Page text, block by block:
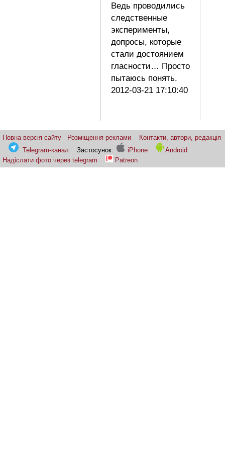
Ведь проводились
следственные
эксперименты,
допросы, которые
стали достоянием
гласности… Просто
пытаюсь понять.
2012-03-21 17:10:40
Повна версія сайту Розміщення реклами
Контакти, автори, редакція
Telegram-канал
Застосунок: iPhone
Android
Надіслати фото через telegram
Patreon